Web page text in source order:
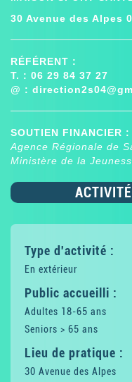
30 Avenue des Alpes
RÉFÉRENT :
T. : 06 29 84 37 27
@ :
SOUTIEN FINANCIER :
Agence Régionale de
Ministère de la
Type d'activité :
En extérieur
Public accueilli :
Adultes 18-65 ans
Seniors > 65 ans
Lieu de pratique :
30 Avenue des Alpes